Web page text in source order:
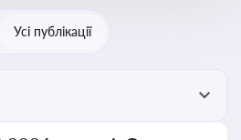
Усі публікації